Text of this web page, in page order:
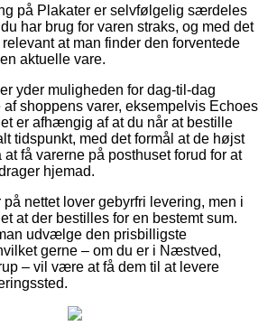
på Plakater er selvfølgelig særdeles
har brug for varen straks, og med det
at man finder den forventede
aktuelle vare.
yder muligheden for dag-til-dag
af shoppens varer, eksempelvis Echoes
er afhængig af at du når at bestille
tidspunkt, med det formål at de højst
få varerne på posthuset forud for at
hjemad.
nettet lover gebyrfri levering, men i
at der bestilles for en bestemt sum.
udvælge den prisbilligste
gerne – om du er i Næstved,
– vil være at få dem til at levere